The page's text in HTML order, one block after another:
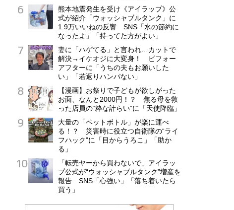
熊本地震発生を受け《アイラップ》公
式が紹介「ウォッシャブルタンク」に
1.9万いいねの反響 SNS「水の節約に
なったよ」「持ってた方がよい」
妻に「ハゲてる」と言われ…カットで
解決→イケオジに大変身！ ビフォー
アフターに「うちの夫もお願いした
い」「若返りハンパない」
【漫画】お祭りで子どもが欲しがった
お面、なんと2000円！？ 焦る母を救
った店員の“粋な計らい”に「天使降臨」
大量の「ペットボトル」が楽に運べ
る！？ 災害時に役立つ自衛隊の“ライ
フハック”に「目からうろこ」「助か
る」
「転売ヤーから買わないで」アイラッ
プ公式が“ウォッシャブルタンク”増産を
報告 SNS「心強い」「落ち着いたら
買う」